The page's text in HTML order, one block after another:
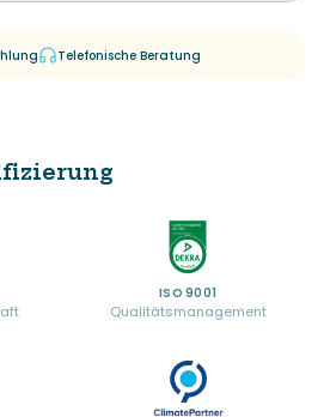
Telefonische Beratung
ISO 9001
Qualitätsmanagement